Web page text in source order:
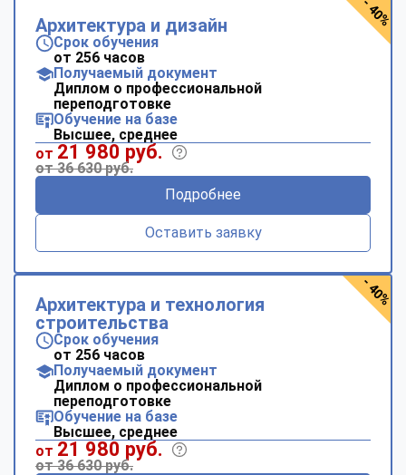
Архитектура и дизайн
Срок обучения
от 256 часов
Получаемый документ
Диплом о профессиональной
переподготовке
Обучение на базе
Высшее, среднее
от 21 980 руб.
от 36 630 руб.
Подробнее
Оставить заявку
- 40%
Архитектура и технология
строительства
Срок обучения
от 256 часов
Получаемый документ
Диплом о профессиональной
переподготовке
Обучение на базе
Высшее, среднее
от 21 980 руб.
от 36 630 руб.
- 40%